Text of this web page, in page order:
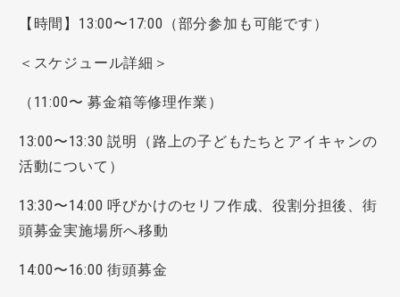
【時間】13:00〜17:00（部分参加も可能です）
＜スケジュール詳細＞
（11:00〜 募金箱等修理作業）
13:00〜13:30 説明（路上の子どもたちとアイキャンの
活動について）
13:30〜14:00 呼びかけのセリフ作成、役割分担後、街
頭募金実施場所へ移動
14:00〜16:00 街頭募金